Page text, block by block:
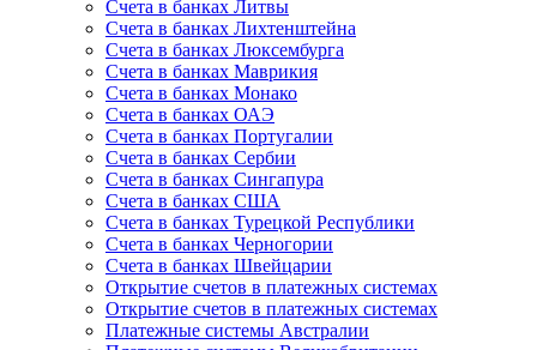
Счета в банках Литвы
Счета в банках Лихтенштейна
Счета в банках Люксембурга
Счета в банках Маврикия
Счета в банках Монако
Счета в банках ОАЭ
Счета в банках Португалии
Счета в банках Сербии
Счета в банках Сингапура
Счета в банках США
Счета в банках Турецкой Республики
Счета в банках Черногории
Счета в банках Швейцарии
Открытие счетов в платежных системах
Открытие счетов в платежных системах
Платежные системы Австралии